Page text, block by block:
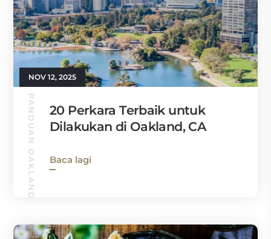
NOV 12, 2025
PANDUAN OAKLAND
20 Perkara Terbaik untuk
Dilakukan di Oakland, CA
Baca lagi